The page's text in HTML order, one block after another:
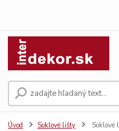
Úvod Soklové lišty Soklové